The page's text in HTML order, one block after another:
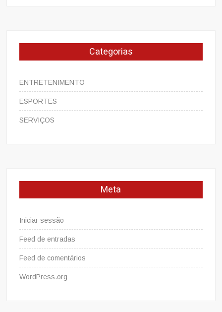
Categorias
ENTRETENIMENTO
ESPORTES
SERVIÇOS
Meta
Iniciar sessão
Feed de entradas
Feed de comentários
WordPress.org